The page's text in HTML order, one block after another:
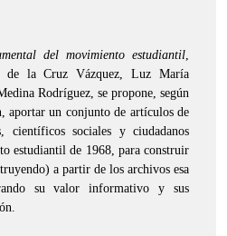
del movimiento estudiantil,
de la Cruz Vázquez, Luz María
Rodríguez, se propone, según
aportar un conjunto de artículos de
científicos sociales y ciudadanos
estudiantil de 1968, para construir
a partir de los archivos esa
su valor informativo y sus